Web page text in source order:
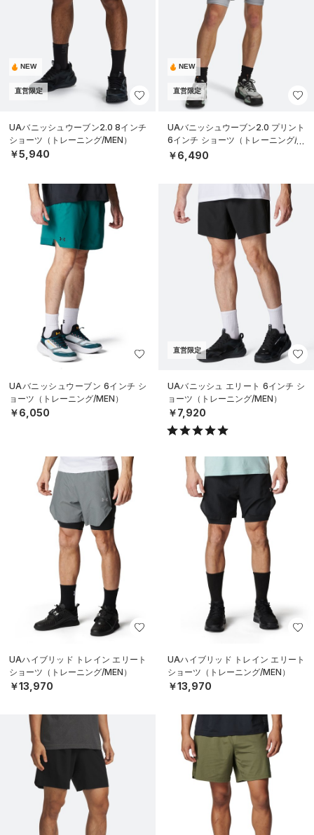
NEW
直営限定
UAバニッシュウーブン2.0 8インチ
ショーツ（トレーニング/MEN）
￥5,940
NEW
直営限定
UAバニッシュウーブン2.0 プリント
6インチ ショーツ（トレーニング/M
EN）
￥6,490
UAバニッシュウーブン 6インチ シ
ョーツ（トレーニング/MEN）
￥6,050
直営限定
UAバニッシュ エリート 6インチ シ
ョーツ（トレーニング/MEN）
￥7,920
UAハイブリッド トレイン エリート
ショーツ（トレーニング/MEN）
￥13,970
UAハイブリッド トレイン エリート
ショーツ（トレーニング/MEN）
￥13,970